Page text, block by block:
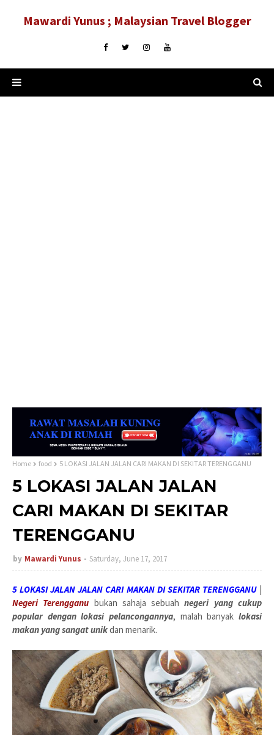
Mawardi Yunus ; Malaysian Travel Blogger
Home food 5 LOKASI JALAN JALAN CARI MAKAN DI SEKITAR TERENGGANU
5 LOKASI JALAN JALAN
CARI MAKAN DI SEKITAR
TERENGGANU
by Mawardi Yunus Saturday, June 17, 2017
5 LOKASI JALAN JALAN CARI MAKAN DI SEKITAR TERENGGANU|
Negeri Terengganu bukan sahaja sebuahnegeri yang cukup
popular dengan lokasi pelancongannya, malah banyak lokasi
makan yang sangat unikdan menarik.